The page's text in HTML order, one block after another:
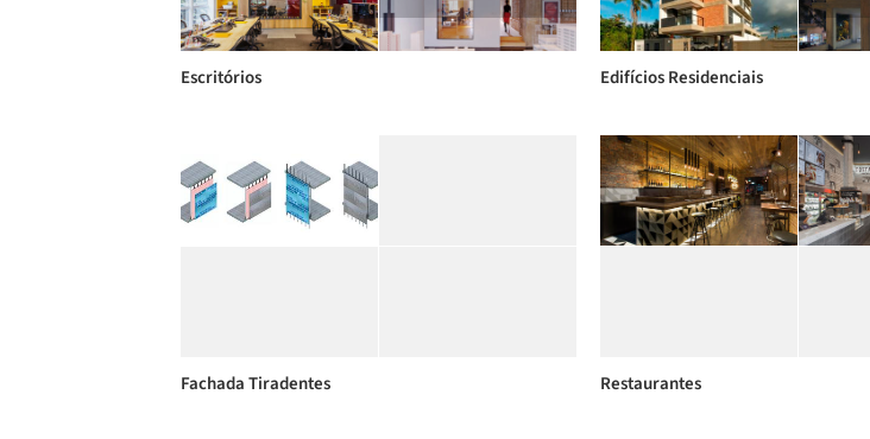
Escritórios Edifícios Residenciais
Fachada Tiradentes Restaurantes